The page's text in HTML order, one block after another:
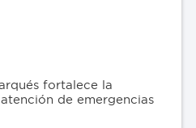
fortalece la
de emergencias